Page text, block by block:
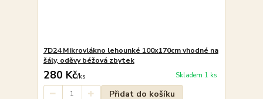
7D24 Mikrovlákno lehounké 100x170cm vhodné na
šály, oděvy béžová zbytek
280 Kč/ks Skladem 1 ks
Přidat do košíku